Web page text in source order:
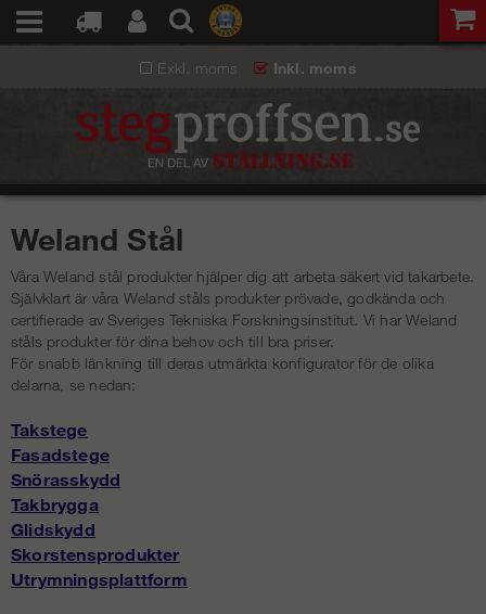
Exkl. moms Inkl. moms
Weland Stål
Våra Weland stål produkter hjälper dig att arbeta säkert vid takarbete.
Självklart är våra Weland ståls produkter prövade, godkända och
certifierade av Sveriges Tekniska Forskningsinstitut. Vi har Weland
ståls produkter för dina behov och till bra priser.
För snabb länkning till deras utmärkta konfigurator för de olika
delarna, se nedan:
Takstege
Fasadstege
Snörasskydd
Takbrygga
Glidskydd
Skorstensprodukter
Utrymningsplattform